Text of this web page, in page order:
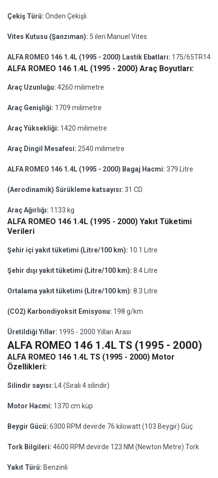
Çekiş Türü: Önden Çekişli
Vites Kutusu (Şanzıman): 5 ileri Manuel Vites
ALFA ROMEO 146 1.4L (1995 - 2000) Lastik Ebatları: 175/65TR14
ALFA ROMEO 146 1.4L (1995 - 2000) Araç Boyutları:
Araç Uzunluğu: 4260 milimetre
Araç Genişliği: 1709 milimetre
Araç Yüksekliği: 1420 milimetre
Araç Dingil Mesafesi: 2540 milimetre
ALFA ROMEO 146 1.4L (1995 - 2000) Bagaj Hacmi: 379 Litre
(Aerodinamik) Sürükleme katsayısı: 31 CD
Araç Ağırlığı: 1133 kg
ALFA ROMEO 146 1.4L (1995 - 2000) Yakıt Tüketimi
Verileri
Şehir içi yakıt tüketimi (Litre/100 km): 10.1 Litre
Şehir dışı yakıt tüketimi (Litre/100 km): 8.4 Litre
Ortalama yakıt tüketimi (Litre/100 km): 8.3 Litre
(CO2) Karbondiyoksit Emisyonu: 198 g/km
Üretildiği Yıllar: 1995 - 2000 Yılları Arası
ALFA ROMEO 146 1.4L TS (1995 - 2000)
ALFA ROMEO 146 1.4L TS (1995 - 2000) Motor
Özellikleri:
Silindir sayısı: L4 (Sıralı 4 silindir)
Motor Hacmi: 1370 cm küp
Beygir Gücü: 6300 RPM devirde 76 kilowatt (103 Beygir) Güç
Tork Bilgileri: 4600 RPM devirde 123 NM (Newton Metre) Tork
Yakıt Türü: Benzinli